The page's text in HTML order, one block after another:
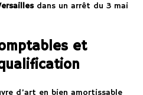
dans un arrêt du 3 mai
et